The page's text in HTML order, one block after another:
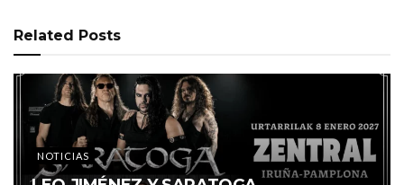
Related Posts
NOTICIAS